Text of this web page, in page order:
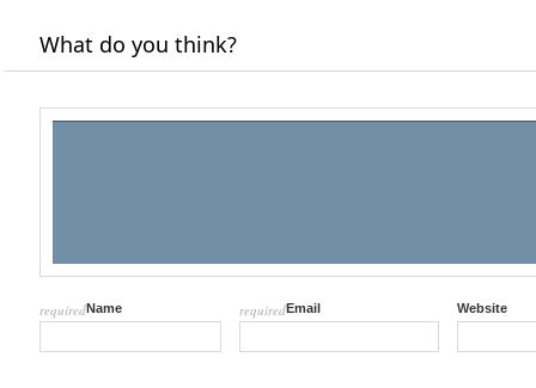
What do you think?
Name
required Email
required Website